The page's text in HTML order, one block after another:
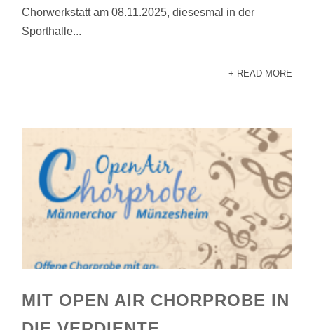
Chorwerkstatt am 08.11.2025, diesesmal in der
Sporthalle...
+ READ MORE
MIT OPEN AIR CHORPROBE IN